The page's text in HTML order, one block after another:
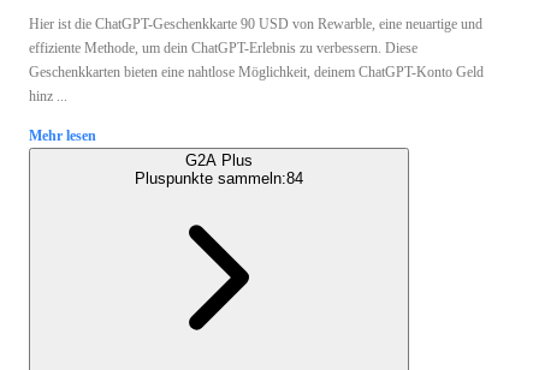
Hier ist die ChatGPT-Geschenkkarte 90 USD von Rewarble, eine neuartige und
effiziente Methode, um dein ChatGPT-Erlebnis zu verbessern. Diese
Geschenkkarten bieten eine nahtlose Möglichkeit, deinem ChatGPT-Konto Geld
hinz ...
Mehr lesen
G2A Plus
Pluspunkte sammeln:84